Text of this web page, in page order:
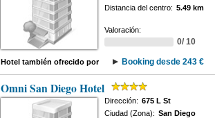
Distancia del centro: 5.49 km
Valoración:
0/ 10
Hotel también ofrecido por Booking desde 243 €
Omni San Diego Hotel
Dirección: 675 L St
Ciudad (Zona): San Diego